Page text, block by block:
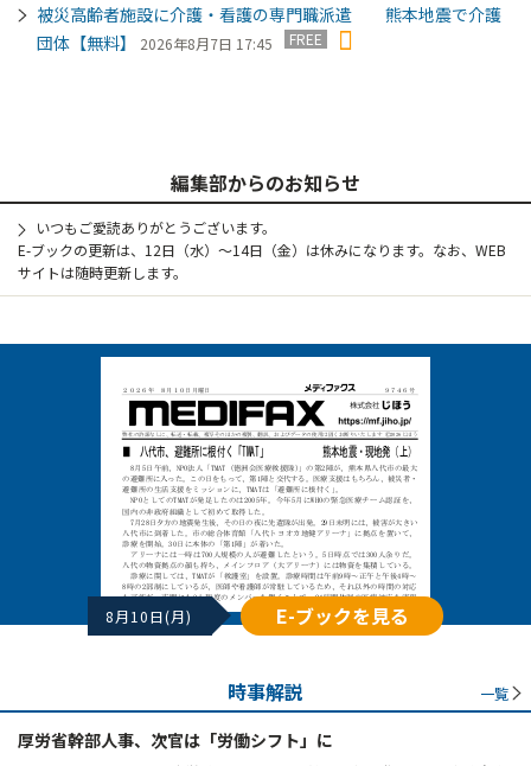
被災高齢者施設に介護・看護の専門職派遣 熊本地震で介護
団体【無料】
2026年8月7日 17:45 FREE
編集部からのお知らせ
いつもご愛読ありがとうございます。
E-ブックの更新は、12日（水）～14日（金）は休みになります。なお、WEB
サイトは随時更新します。
8月10日(月) E-ブックを見る
時事解説 一覧
厚労省幹部人事、次官は「労働シフト」に